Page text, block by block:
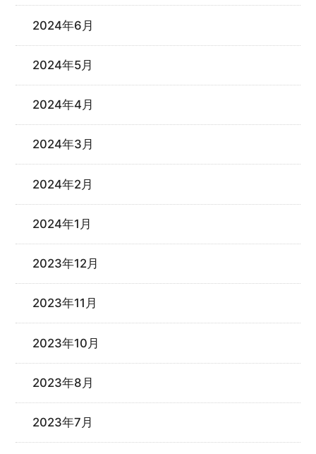
2024年6月
2024年5月
2024年4月
2024年3月
2024年2月
2024年1月
2023年12月
2023年11月
2023年10月
2023年8月
2023年7月